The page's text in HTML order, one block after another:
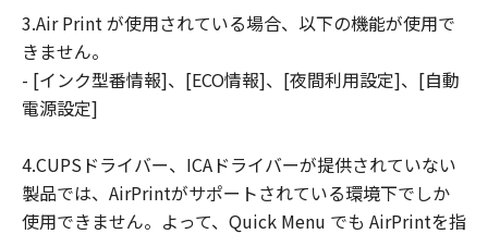
3.Air Print が使用されている場合、以下の機能が使用で
きません。
- [インク型番情報]、[ECO情報]、[夜間利用設定]、[自動
電源設定]
4.CUPSドライバー、ICAドライバーが提供されていない
製品では、AirPrintがサポートされている環境下でしか
使用できません。よって、Quick Menu でも AirPrintを指